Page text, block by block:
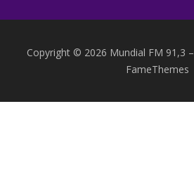
Copyright © 2026 Mundial FM 91,3 –
FameThemes